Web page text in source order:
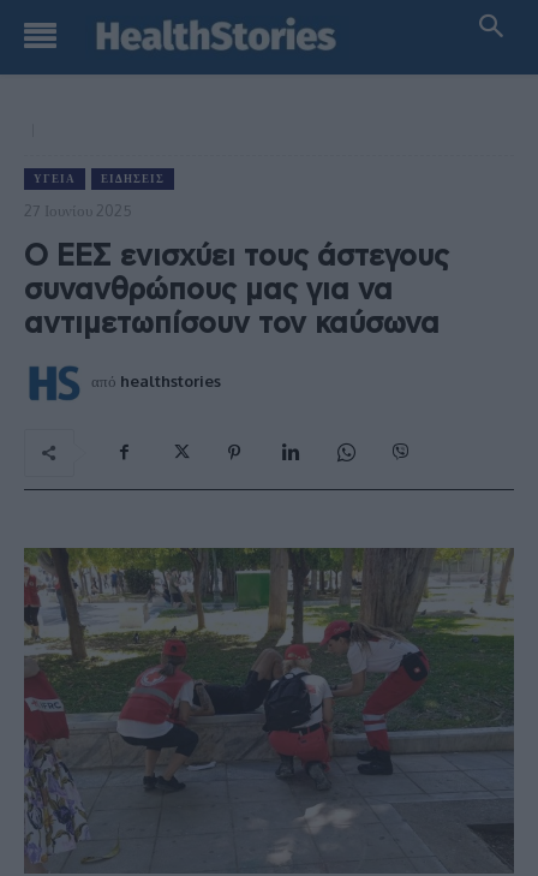
ΥΓΕΊΑ ΕΙΔΉΣΕΙΣ
27 Ιουνίου 2025
Ο ΕΕΣ ενισχύει τους άστεγους
συνανθρώπους μας για να
αντιμετωπίσουν τον καύσωνα
από healthstories